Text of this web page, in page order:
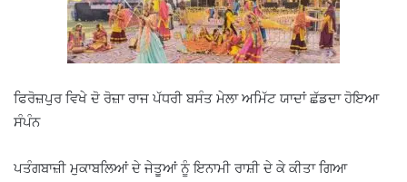
ਫਿਰੋਜ਼ਪੁਰ ਵਿਖੇ ਦੋ ਰੋਜ਼ਾ ਰਾਜ ਪੱਧਰੀ ਬਸੰਤ ਮੇਲਾ ਅਮਿੱਟ ਯਾਦਾਂ ਛੱਡਦਾ ਹੋਇਆ
ਸੰਪੰਨ
ਪਤੰਗਬਾਜ਼ੀ ਮੁਕਾਬਲਿਆਂ ਦੇ ਜੇਤੂਆਂ ਨੂੰ ਇਨਾਮੀ ਰਾਸ਼ੀ ਦੇ ਕੇ ਕੀਤਾ ਗਿਆ